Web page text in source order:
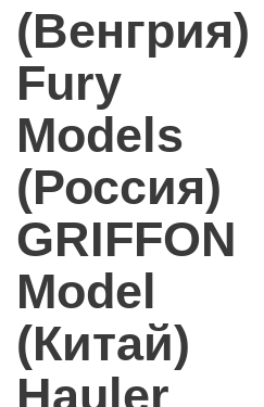
(Венгрия)
Fury
Models
(Россия)
GRIFFON
Model
(Китай)
Hauler